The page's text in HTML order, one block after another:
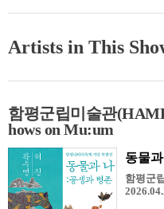
Artists in This
함평군립미술관
hows on Mu:um
동물
함평군